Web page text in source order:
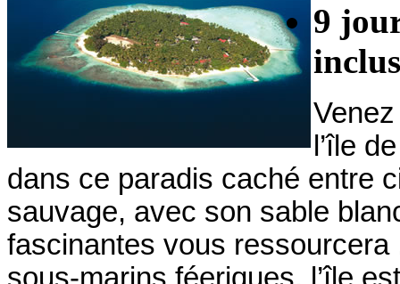
9
l’île
dans ce paradis caché entre
sauvage, avec son sable
fascinantes vous